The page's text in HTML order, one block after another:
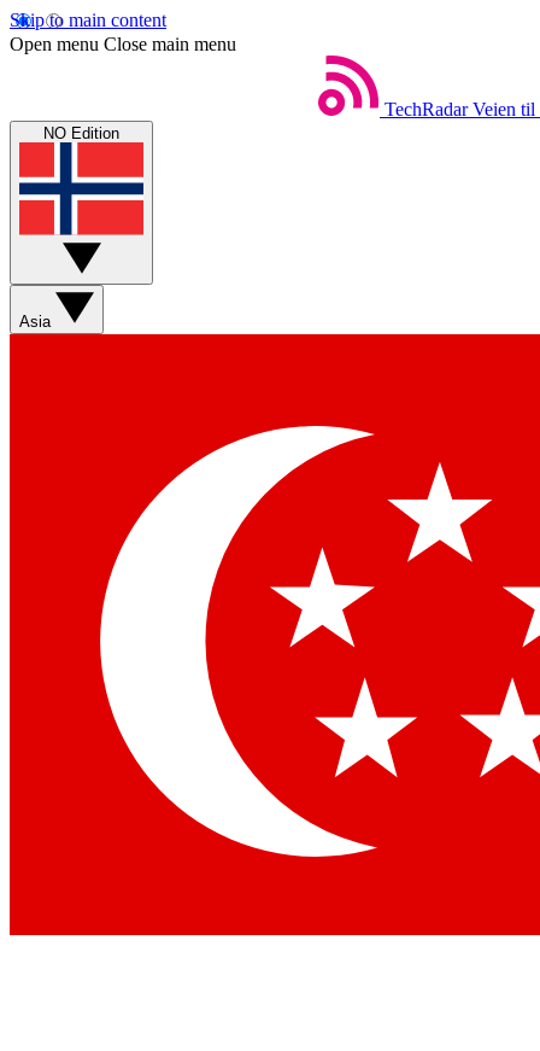
Skip to main content
Open menu Close main menu
TechRadar Veien til
NO Edition
Asia